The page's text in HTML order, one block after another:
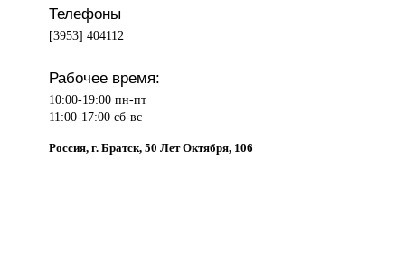
Телефоны
[3953] 404112
Рабочее время:
10:00-19:00 пн-пт
11:00-17:00 сб-вс
Россия, г. Братск, 50 Лет Октября, 106